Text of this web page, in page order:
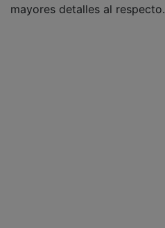
mayores detalles al respecto.